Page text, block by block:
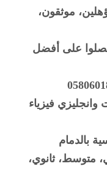
موثقون،
على أفضل
فيزياء
بالدمام
متوسط، ثانوي،